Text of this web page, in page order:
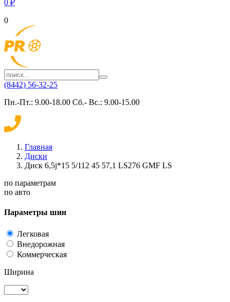
0 ₽
0
(8442) 56-32-25
Пн.-Пт.: 9.00-18.00 Сб.- Вс.: 9.00-15.00
Главная
Диски
Диск 6,5j*15 5/112 45 57,1 LS276 GMF LS
по параметрам
по авто
Параметры шин
Легковая
Внедорожная
Коммерческая
Ширина